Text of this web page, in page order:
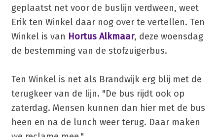
geplaatst net voor de buslijn verdween, weet
Erik ten Winkel daar nog over te vertellen. Ten
Winkel is van Hortus Alkmaar, deze woensdag
de bestemming van de stofzuigerbus.
Ten Winkel is net als Brandwijk erg blij met de
terugkeer van de lijn. "De bus rijdt ook op
zaterdag. Mensen kunnen dan hier met de bus
heen en na de lunch weer terug. Daar maken